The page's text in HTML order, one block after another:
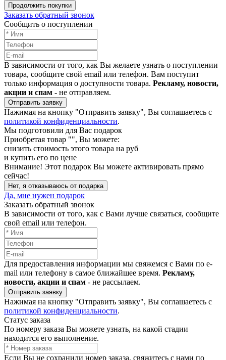
Продолжить покупки
Заказать обратный звонок
Сообщить о поступлении
В зависимости от того, как Вы желаете узнать о поступлении
товара, сообщите свой email или телефон. Вам поступит
только информация о доступности товара. Рекламу, новости,
акции и спам - не отправляем.
Отправить заявку
Нажимая на кнопку "Отправить заявку", Вы соглашаетесь с
политикой конфиденциальности.
Мы подготовили для Вас подарок
Приобретая товар "", Вы можете:
снизить стоимость этого товара на руб
и купить его по цене
Внимание! Этот подарок Вы можете активировать прямо
сейчас!
Нет, я отказываюсь от подарка
Да, мне нужен подарок
Заказать обратный звонок
В зависимости от того, как с Вами лучше связаться, сообщите
свой email или телефон.
Для предоставления информации мы свяжемся с Вами по e-
mail или телефону в самое ближайшее время. Рекламу,
новости, акции и спам - не рассылаем.
Отправить заявку
Нажимая на кнопку "Отправить заявку", Вы соглашаетесь с
политикой конфиденциальности.
Статус заказа
По номеру заказа Вы можете узнать, на какой стадии
находится его выполнение.
Если Вы не сохранили номер заказа, свяжитесь с нами по